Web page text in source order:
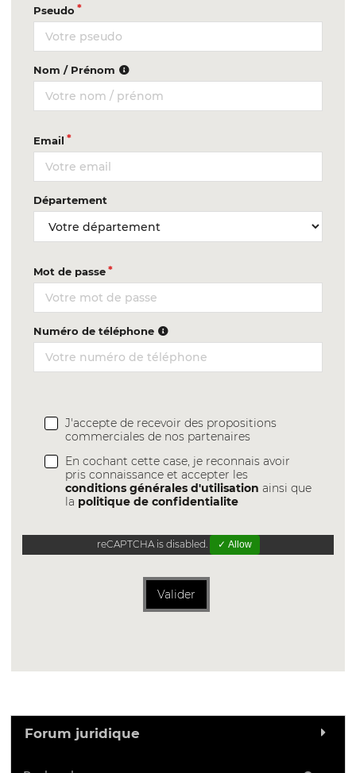
Pseudo
Nom / Prénom
Email
Département
Mot de passe
Numéro de téléphone
J'accepte de recevoir des propositions
commerciales de nos partenaires
En cochant cette case, je reconnais avoir
pris connaissance et accepter les
conditions générales d'utilisation ainsi que
la politique de confidentialite
reCAPTCHA is disabled. ✓ Allow
Valider
Forum juridique